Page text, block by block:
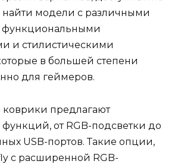
модели с различными
функциональными
и стилистическими
в большей степени
для геймеров.
предлагают
функций, от RGB-подсветки до
USB-портов. Такие опции,
с расширенной RGB-